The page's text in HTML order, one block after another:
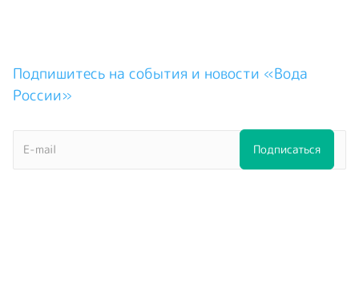
Подпишитесь на события и новости «Вода
России»